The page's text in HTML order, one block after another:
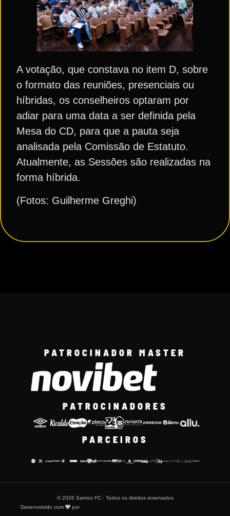
A votação, que constava no item D, sobre
o formato das reuniões, presenciais ou
híbridas, os conselheiros optaram por
adiar para uma data a ser definida pela
Mesa do CD, para que a pauta seja
analisada pela Comissão de Estatuto.
Atualmente, as Sessões são realizadas na
forma híbrida.
(Fotos: Guilherme Greghi)
PATROCINADOR MASTER
PATROCINADORES
PARCEIROS
© 2026 Santos FC · Todos os direitos reservados
Desenvolvido com
por